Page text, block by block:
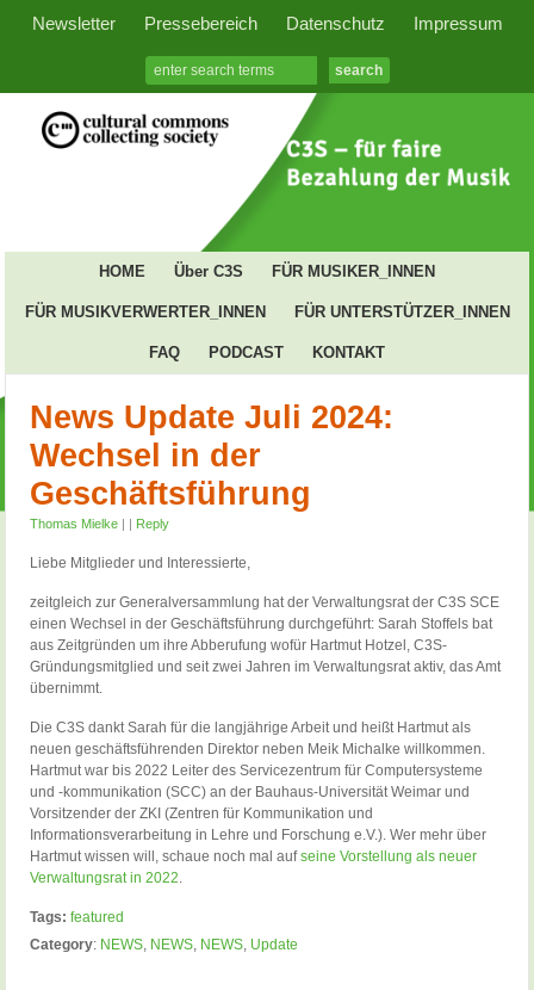
Newsletter Pressebereich Datenschutz Impressum
HOME Über C3S FÜR MUSIKER_INNEN
FÜR MUSIKVERWERTER_INNEN FÜR UNTERSTÜTZER_INNEN
FAQ PODCAST KONTAKT
News Update Juli 2024:
Wechsel in der
Geschäftsführung
Thomas Mielke | | Reply
Liebe Mitglieder und Interessierte,
zeitgleich zur Generalversammlung hat der Verwaltungsrat der C3S SCE
einen Wechsel in der Geschäftsführung durchgeführt: Sarah Stoffels bat
aus Zeitgründen um ihre Abberufung wofür Hartmut Hotzel, C3S-
Gründungsmitglied und seit zwei Jahren im Verwaltungsrat aktiv, das Amt
übernimmt.
Die C3S dankt Sarah für die langjährige Arbeit und heißt Hartmut als
neuen geschäftsführenden Direktor neben Meik Michalke willkommen.
Hartmut war bis 2022 Leiter des Servicezentrum für Computersysteme
und -kommunikation (SCC) an der Bauhaus-Universität Weimar und
Vorsitzender der ZKI (Zentren für Kommunikation und
Informationsverarbeitung in Lehre und Forschung e.V.). Wer mehr über
Hartmut wissen will, schaue noch mal aufseine Vorstellung als neuer
Verwaltungsrat in 2022.
Tags:featured
Category: NEWS, NEWS, NEWS, Update